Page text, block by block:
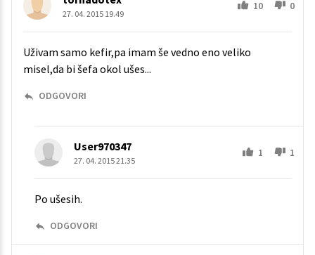
27. 04. 2015 19.49
10 0
Uživam samo kefir,pa imam še vedno eno veliko
misel,da bi šefa okol ušes...
ODGOVORI
User970347
27. 04. 2015 21.35
1 1
Po ušesih.
ODGOVORI